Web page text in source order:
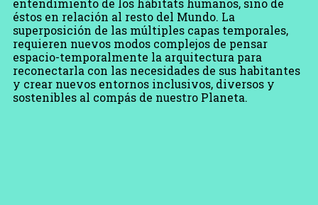
entendimiento de los hábitats humanos, sino de
éstos en relación al resto del Mundo. La
superposición de las múltiples capas temporales,
requieren nuevos modos complejos de pensar
espacio-temporalmente la arquitectura para
reconectarla con las necesidades de sus habitantes
y crear nuevos entornos inclusivos, diversos y
sostenibles al compás de nuestro Planeta.